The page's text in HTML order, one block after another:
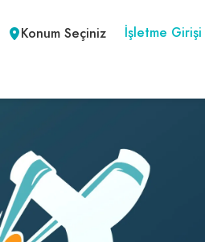
Konum Seçiniz İşletme Girişi